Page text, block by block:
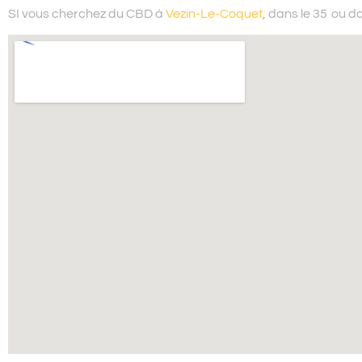
SI vous cherchez du CBD à Vezin-Le-Coquet , dans le 35 ou